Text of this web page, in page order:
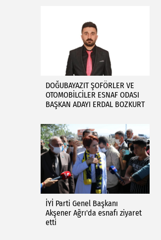
DOĞUBAYAZIT ŞOFÖRLER VE
OTOMOBİLCİLER ESNAF ODASI
BAŞKAN ADAYI ERDAL BOZKURT
İYİ Parti Genel Başkanı
Akşener Ağrı'da esnafı ziyaret
etti